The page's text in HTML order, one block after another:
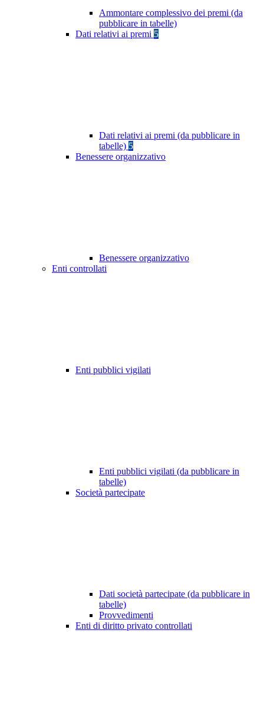
Ammontare complessivo dei premi (da
pubblicare in tabelle)
Dati relativi ai premi 5
Dati relativi ai premi (da pubblicare in
tabelle) 5
Benessere organizzativo
Benessere organizzativo
Enti controllati
Enti pubblici vigilati
Enti pubblici vigilati (da pubblicare in
tabelle)
Società partecipate
Dati società partecipate (da pubblicare in
tabelle)
Provvedimenti
Enti di diritto privato controllati